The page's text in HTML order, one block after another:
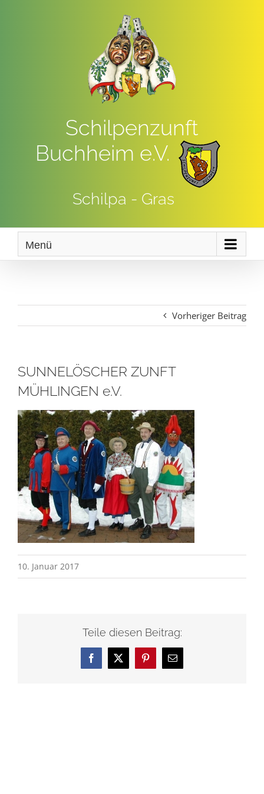
Schilpenzunft
Buchheim e.V.
Schilpa - Gras
Menü
Vorheriger Beitrag
SUNNELÖSCHER ZUNFT
MÜHLINGEN e.V.
10. Januar 2017
Teile diesen Beitrag:
Facebook
X Pinterest
E-
Mail